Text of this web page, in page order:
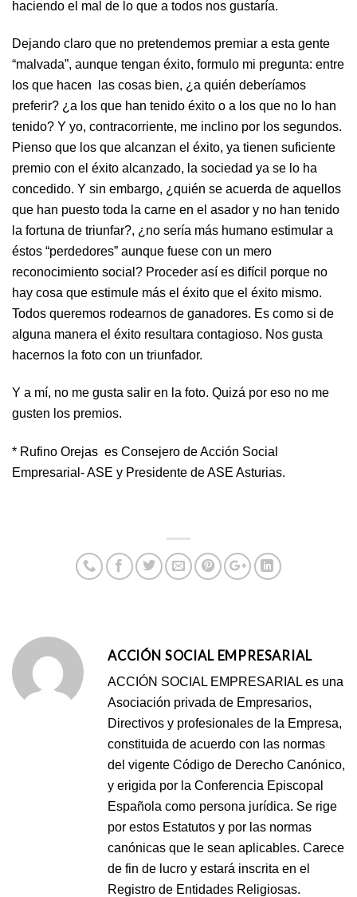
haciendo el mal de lo que a todos nos gustaría.
Dejando claro que no pretendemos premiar a esta gente
“malvada”, aunque tengan éxito, formulo mi pregunta: entre
los que hacen las cosas bien, ¿a quién deberíamos
preferir? ¿a los que han tenido éxito o a los que no lo han
tenido? Y yo, contracorriente, me inclino por los segundos.
Pienso que los que alcanzan el éxito, ya tienen suficiente
premio con el éxito alcanzado, la sociedad ya se lo ha
concedido. Y sin embargo, ¿quién se acuerda de aquellos
que han puesto toda la carne en el asador y no han tenido
la fortuna de triunfar?, ¿no sería más humano estimular a
éstos “perdedores” aunque fuese con un mero
reconocimiento social? Proceder así es difícil porque no
hay cosa que estimule más el éxito que el éxito mismo.
Todos queremos rodearnos de ganadores. Es como si de
alguna manera el éxito resultara contagioso. Nos gusta
hacernos la foto con un triunfador.
Y a mí, no me gusta salir en la foto. Quizá por eso no me
gusten los premios.
* Rufino Orejas es Consejero de Acción Social
Empresarial- ASE y Presidente de ASE Asturias.
ACCIÓN SOCIAL EMPRESARIAL
ACCIÓN SOCIAL EMPRESARIAL es una
Asociación privada de Empresarios,
Directivos y profesionales de la Empresa,
constituida de acuerdo con las normas
del vigente Código de Derecho Canónico,
y erigida por la Conferencia Episcopal
Española como persona jurídica. Se rige
por estos Estatutos y por las normas
canónicas que le sean aplicables. Carece
de fin de lucro y estará inscrita en el
Registro de Entidades Religiosas.